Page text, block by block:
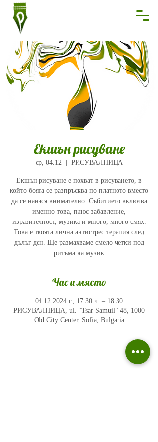
Екшън рисуване
ср, 04.12
  |
РИСУВАЛНИЦА
Екшън рисуване е похват в рисуването, в
който боята се разпръсква по платното вместо
да се нанася внимателно. Събитието включва
именно това, плюс забавление,
изразителност, музика и много, много смях.
Това е твоята лична антистрес терапия след
дълъг ден. Ще размахваме смело четки под
ритъма на музик
Час и място
04.12.2024 г., 17:30 ч. – 18:30
РИСУВАЛНИЦА, ul. "Tsar Samuil" 48, 1000
Old City Center, Sofia, Bulgaria